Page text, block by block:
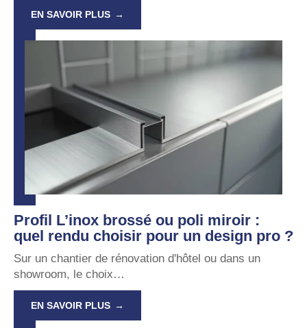
EN SAVOIR PLUS
Profil L’inox brossé ou poli miroir :
quel rendu choisir pour un design pro ?
Sur un chantier de rénovation d'hôtel ou dans un
showroom, le choix…
EN SAVOIR PLUS